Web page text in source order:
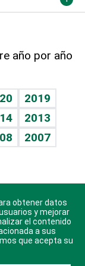
año por año
2019
2013
2007
iOS y
obtener datos
y mejorar
el contenido
a sus
que acepta su